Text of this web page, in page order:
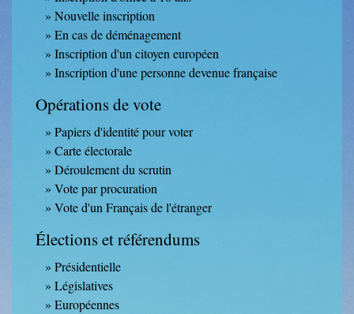
Nouvelle inscription
En cas de déménagement
Inscription d'un citoyen européen
Inscription d'une personne devenue française
Opérations de vote
Papiers d'identité pour voter
Carte électorale
Déroulement du scrutin
Vote par procuration
Vote d'un Français de l'étranger
Élections et référendums
Présidentielle
Législatives
Européennes